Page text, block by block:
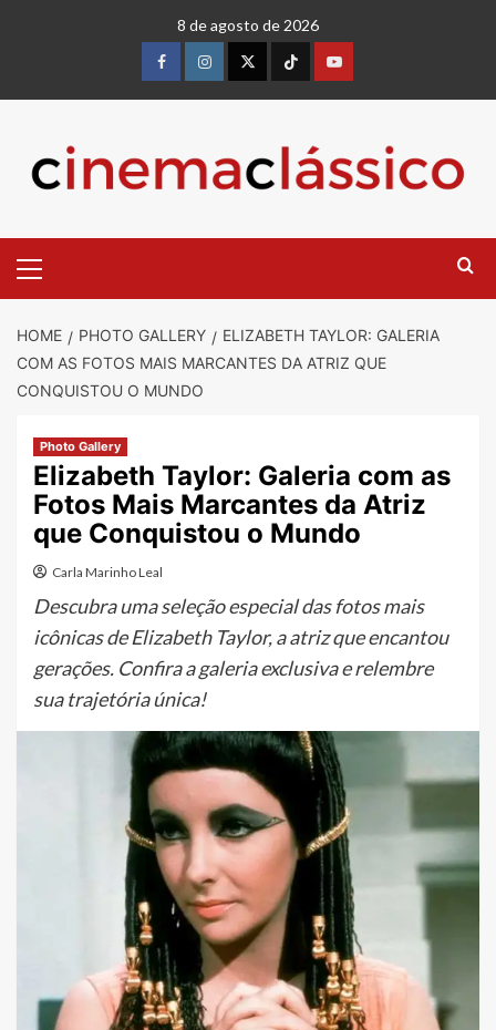
8 de agosto de 2026
HOME PHOTO GALLERY
ELIZABETH TAYLOR: GALERIA
COM AS FOTOS MAIS MARCANTES DA ATRIZ QUE
CONQUISTOU O MUNDO
Photo Gallery
Elizabeth Taylor: Galeria com as
Fotos Mais Marcantes da Atriz
que Conquistou o Mundo
Carla Marinho Leal
Descubra uma seleção especial das fotos mais
icônicas de Elizabeth Taylor, a atriz que encantou
gerações. Confira a galeria exclusiva e relembre
sua trajetória única!